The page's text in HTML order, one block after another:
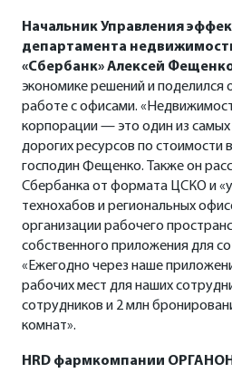
Начальник Управления
департамента
«Сбербанк» Алексей
экономике решений и поделился
работе с офисами.
корпорации — это один из
дорогих ресурсов по стоимости
господин Фещенко. Также он
Сбербанка от формата ЦСКО и
технохабов и региональных
организации рабочего
собственного приложения для
«Ежегодно через наше
рабочих мест для наших
сотрудников и 2 млн
комнат».
HRD фармкомпании